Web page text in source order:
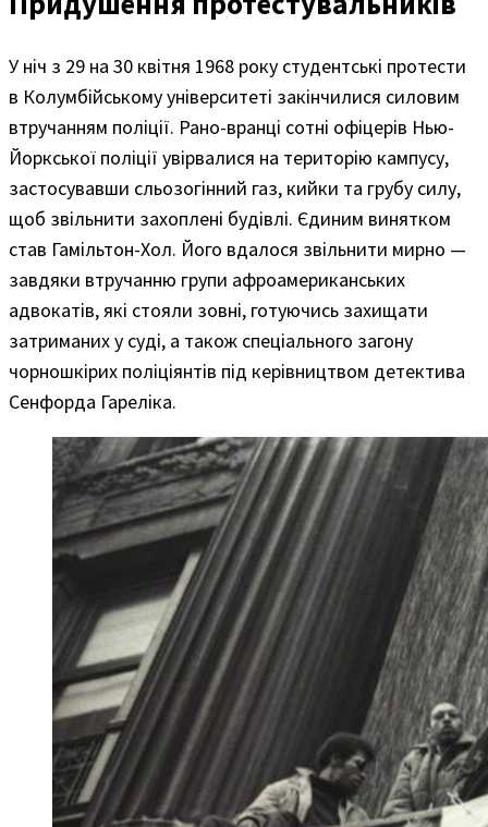
У ніч з 29 на 30 квітня 1968 року студентські протести
в Колумбійському університеті закінчилися силовим
втручанням поліції. Рано-вранці сотні офіцерів Нью-
Йоркської поліції увірвалися на територію кампусу,
застосувавши сльозогінний газ, кийки та грубу силу,
щоб звільнити захоплені будівлі. Єдиним винятком
став Гамільтон-Хол. Його вдалося звільнити мирно —
завдяки втручанню групи афроамериканських
адвокатів, які стояли зовні, готуючись захищати
затриманих у суді, а також спеціального загону
чорношкірих поліціянтів під керівництвом детектива
Сенфорда Гареліка.